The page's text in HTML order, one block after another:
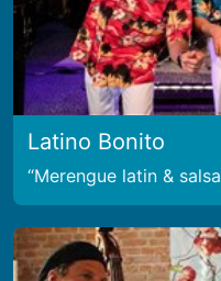
Latino Bonito
Merengue latin & salsa